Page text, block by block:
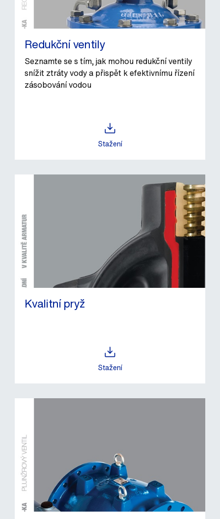
Redukční ventily
Seznamte se s tím, jak mohou redukční ventily
snížit ztráty vody a přispět k efektivnímu řízení
zásobování vodou
Stažení
Kvalitní pryž
Stažení